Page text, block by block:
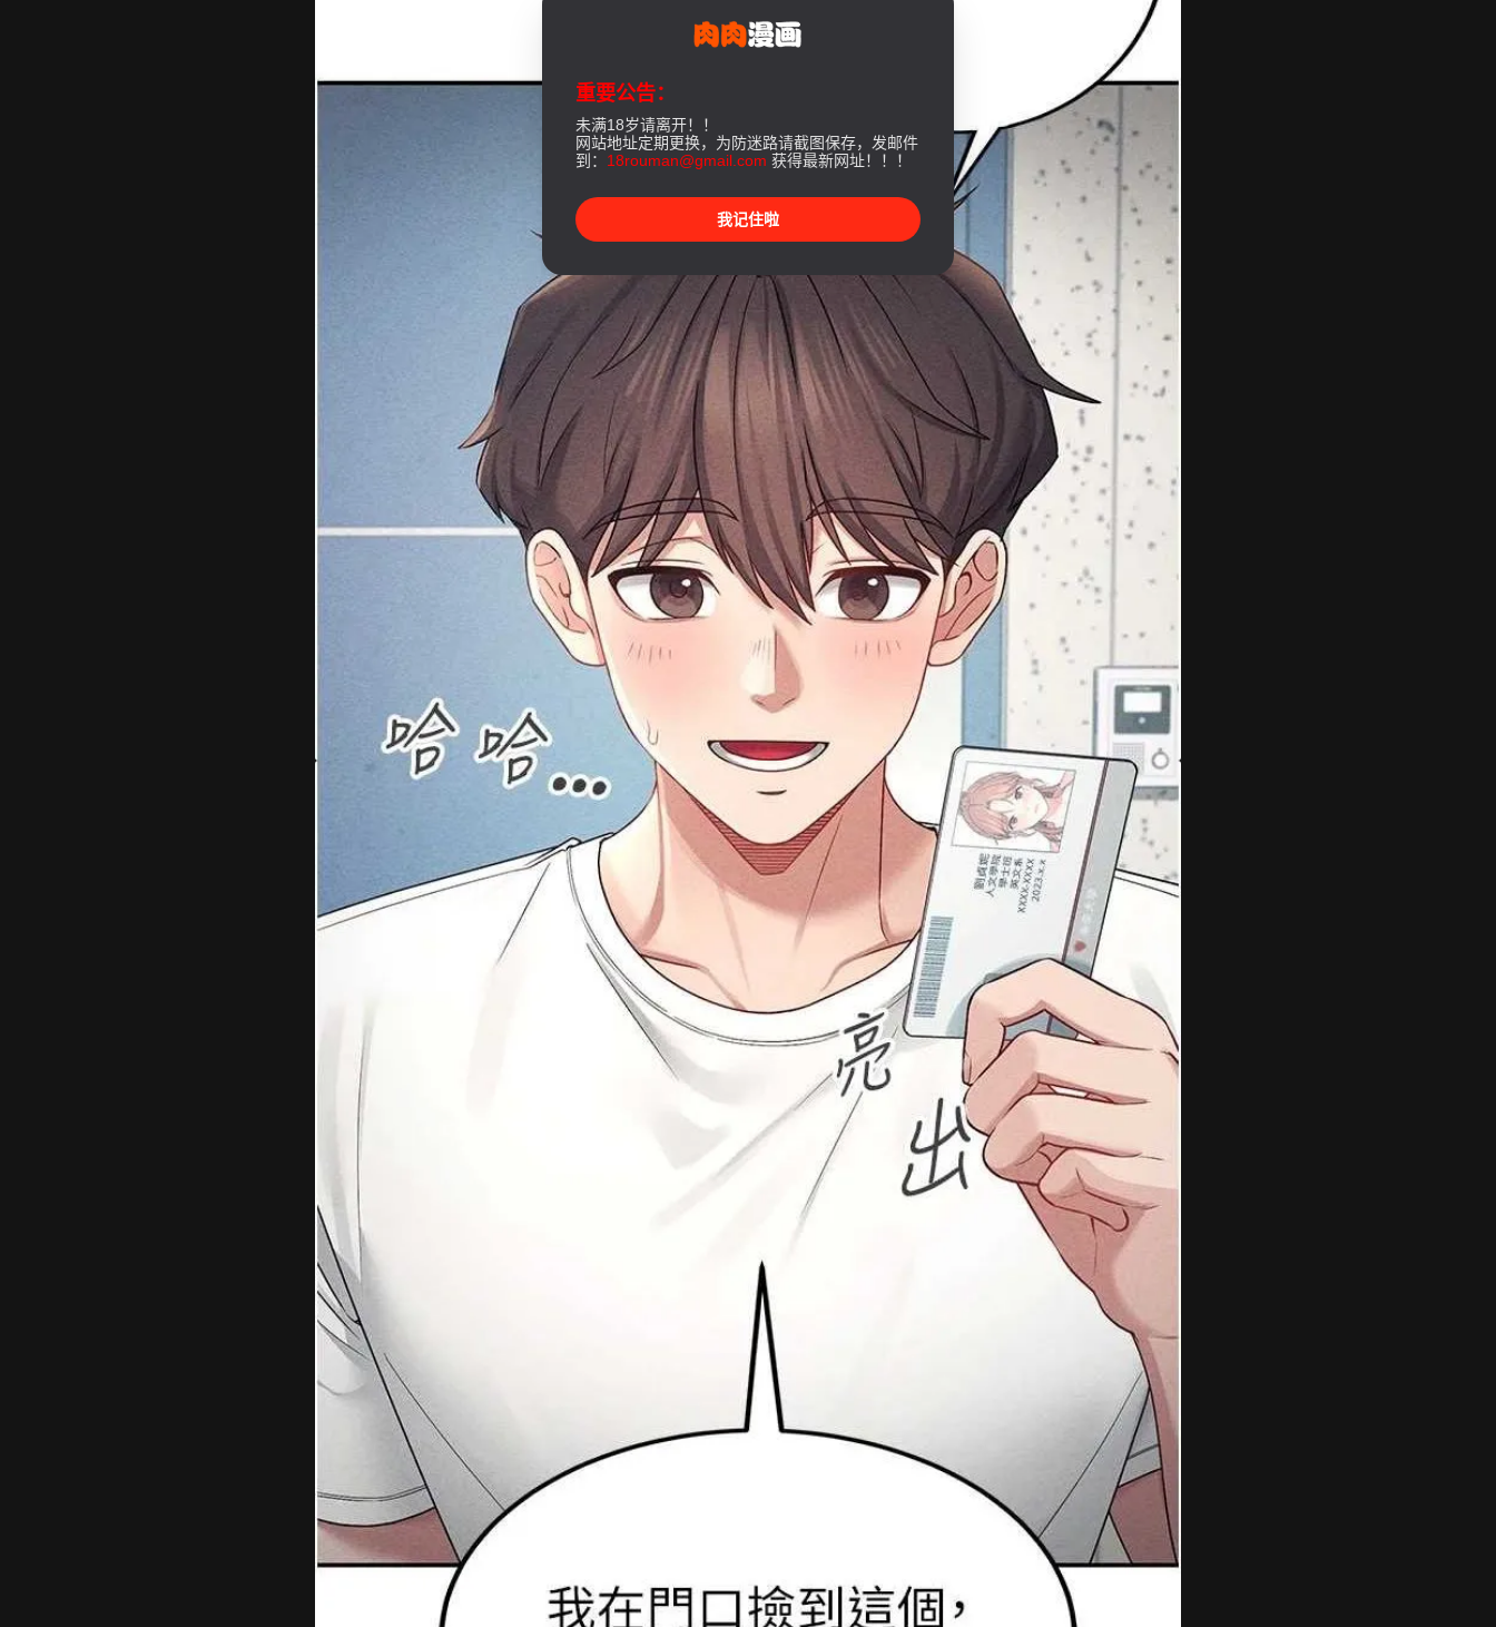
重要公告：
未满18岁请离开！！
网站地址定期更换，为防迷路请截图保存，发邮件
到： 18rouman@gmail.com 获得最新网址！！！
我记住啦